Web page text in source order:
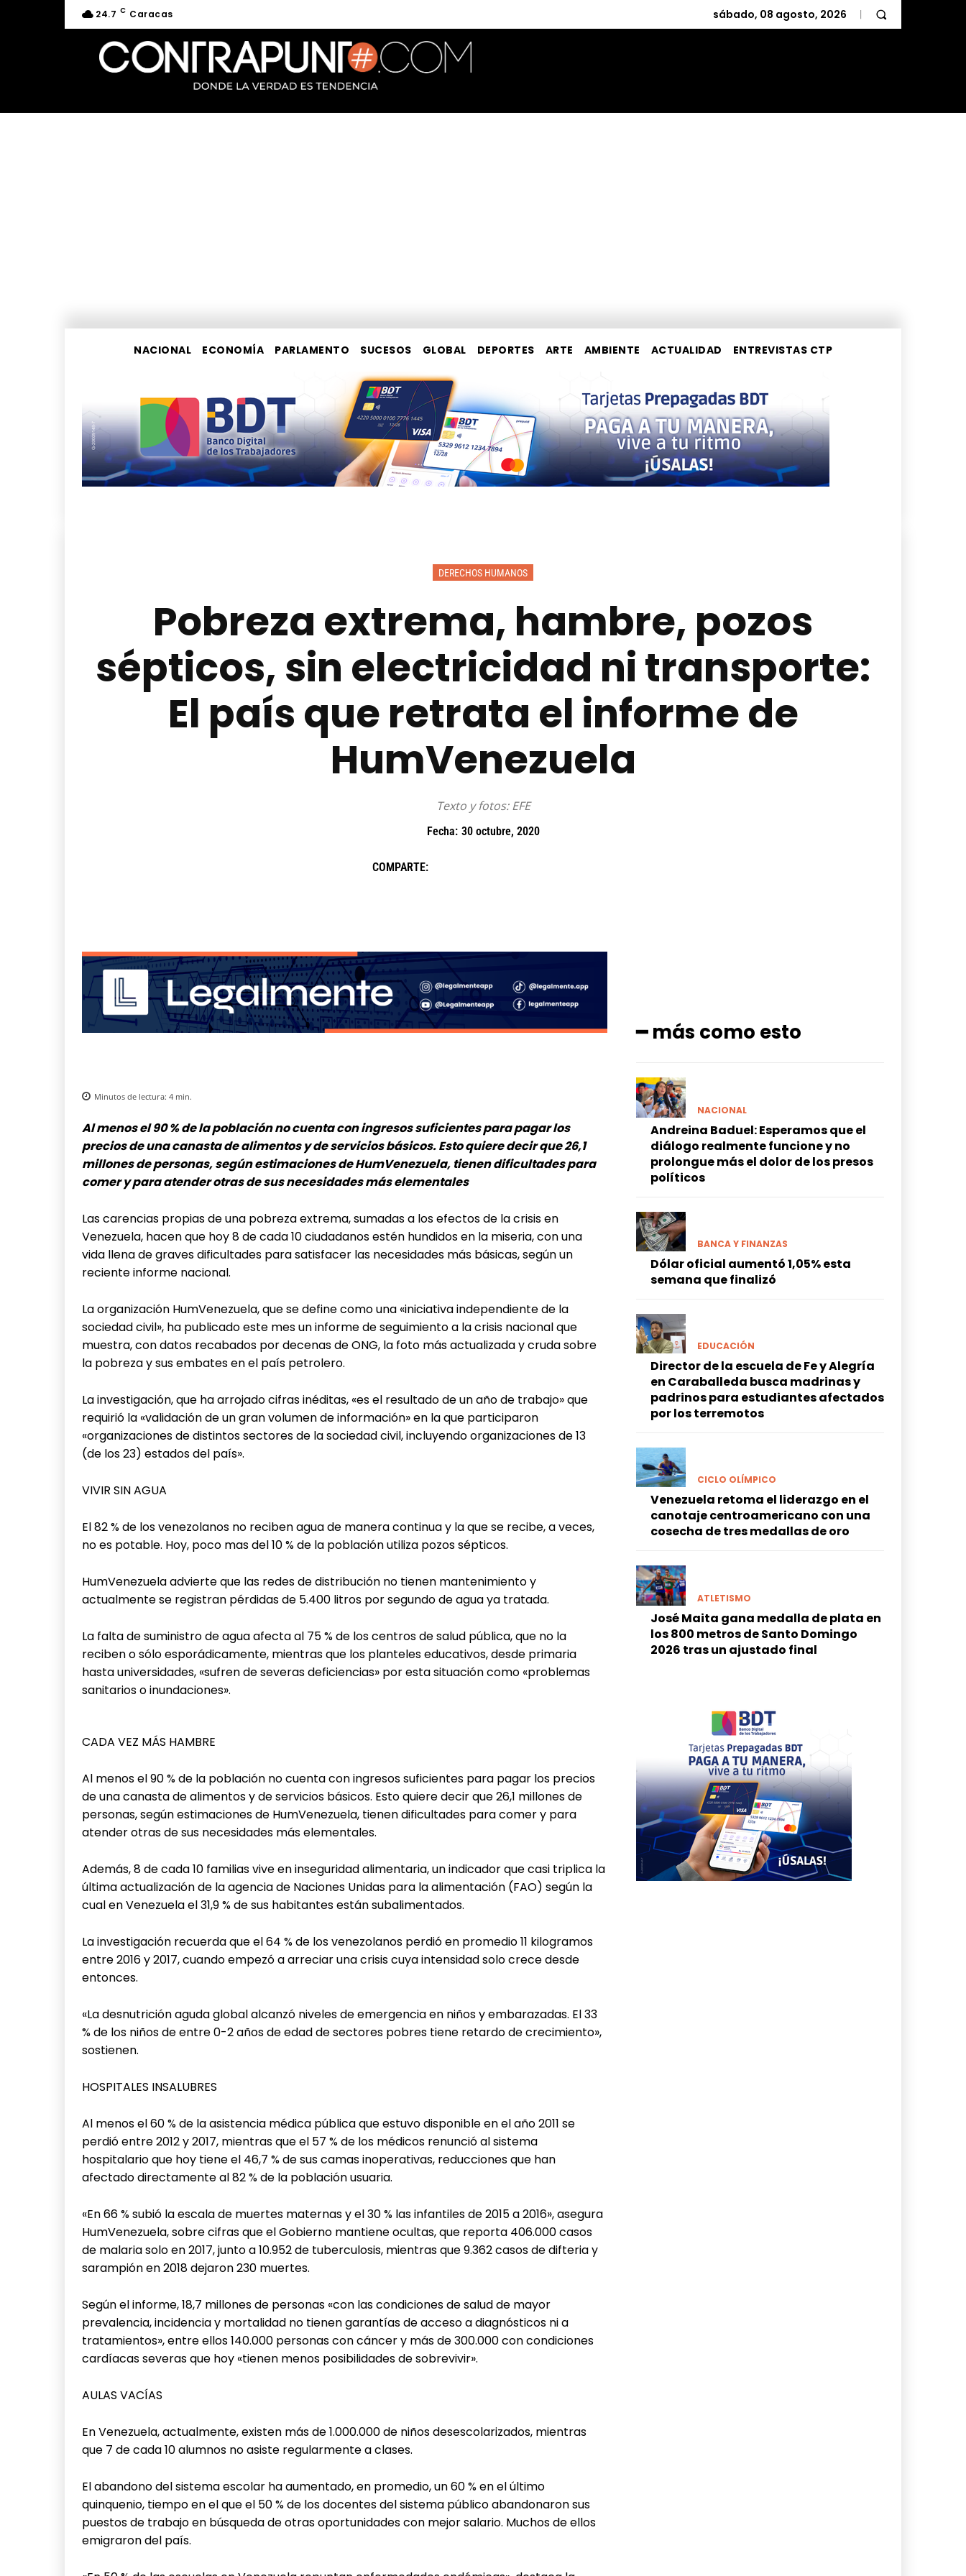
24.7 C Caracas sábado, 08 agosto, 2026
NACIONAL ECONOMÍA PARLAMENTO SUCESOS GLOBAL DEPORTES ARTE AMBIENTE ACTUALIDAD ENTREVISTAS CTP
DERECHOS HUMANOS
Pobreza extrema, hambre, pozos
sépticos, sin electricidad ni transporte:
El país que retrata el informe de
HumVenezuela
Texto y fotos: EFE
Fecha: 30 octubre, 2020
COMPARTE:
Minutos de lectura: 4 min.
Al menos el 90 % de la población no cuenta con ingresos suficientes para pagar los
precios de una canasta de alimentos y de servicios básicos. Esto quiere decir que 26,1
millones de personas, según estimaciones de HumVenezuela, tienen dificultades para
comer y para atender otras de sus necesidades más elementales
Las carencias propias de una pobreza extrema, sumadas a los efectos de la crisis en
Venezuela, hacen que hoy 8 de cada 10 ciudadanos estén hundidos en la miseria, con una
vida llena de graves dificultades para satisfacer las necesidades más básicas, según un
reciente informe nacional.
La organización HumVenezuela, que se define como una «iniciativa independiente de la
sociedad civil», ha publicado este mes un informe de seguimiento a la crisis nacional que
muestra, con datos recabados por decenas de ONG, la foto más actualizada y cruda sobre
la pobreza y sus embates en el país petrolero.
La investigación, que ha arrojado cifras inéditas, «es el resultado de un año de trabajo» que
requirió la «validación de un gran volumen de información» en la que participaron
«organizaciones de distintos sectores de la sociedad civil, incluyendo organizaciones de 13
(de los 23) estados del país».
VIVIR SIN AGUA
El 82 % de los venezolanos no reciben agua de manera continua y la que se recibe, a veces,
no es potable. Hoy, poco mas del 10 % de la población utiliza pozos sépticos.
HumVenezuela advierte que las redes de distribución no tienen mantenimiento y
actualmente se registran pérdidas de 5.400 litros por segundo de agua ya tratada.
La falta de suministro de agua afecta al 75 % de los centros de salud pública, que no la
reciben o sólo esporádicamente, mientras que los planteles educativos, desde primaria
hasta universidades, «sufren de severas deficiencias» por esta situación como «problemas
sanitarios o inundaciones».
CADA VEZ MÁS HAMBRE
Al menos el 90 % de la población no cuenta con ingresos suficientes para pagar los precios
de una canasta de alimentos y de servicios básicos. Esto quiere decir que 26,1 millones de
personas, según estimaciones de HumVenezuela, tienen dificultades para comer y para
atender otras de sus necesidades más elementales.
Además, 8 de cada 10 familias vive en inseguridad alimentaria, un indicador que casi triplica la
última actualización de la agencia de Naciones Unidas para la alimentación (FAO) según la
cual en Venezuela el 31,9 % de sus habitantes están subalimentados.
La investigación recuerda que el 64 % de los venezolanos perdió en promedio 11 kilogramos
entre 2016 y 2017, cuando empezó a arreciar una crisis cuya intensidad solo crece desde
entonces.
«La desnutrición aguda global alcanzó niveles de emergencia en niños y embarazadas. El 33
% de los niños de entre 0-2 años de edad de sectores pobres tiene retardo de crecimiento»,
sostienen.
HOSPITALES INSALUBRES
Al menos el 60 % de la asistencia médica pública que estuvo disponible en el año 2011 se
perdió entre 2012 y 2017, mientras que el 57 % de los médicos renunció al sistema
hospitalario que hoy tiene el 46,7 % de sus camas inoperativas, reducciones que han
afectado directamente al 82 % de la población usuaria.
«En 66 % subió la escala de muertes maternas y el 30 % las infantiles de 2015 a 2016», asegura
HumVenezuela, sobre cifras que el Gobierno mantiene ocultas, que reporta 406.000 casos
de malaria solo en 2017, junto a 10.952 de tuberculosis, mientras que 9.362 casos de difteria y
sarampión en 2018 dejaron 230 muertes.
Según el informe, 18,7 millones de personas «con las condiciones de salud de mayor
prevalencia, incidencia y mortalidad no tienen garantías de acceso a diagnósticos ni a
tratamientos», entre ellos 140.000 personas con cáncer y más de 300.000 con condiciones
cardíacas severas que hoy «tienen menos posibilidades de sobrevivir».
AULAS VACÍAS
En Venezuela, actualmente, existen más de 1.000.000 de niños desescolarizados, mientras
que 7 de cada 10 alumnos no asiste regularmente a clases.
El abandono del sistema escolar ha aumentado, en promedio, un 60 % en el último
quinquenio, tiempo en el que el 50 % de los docentes del sistema público abandonaron sus
puestos de trabajo en búsqueda de otras oportunidades con mejor salario. Muchos de ellos
emigraron del país.
━ más como esto
NACIONAL
Andreina Baduel: Esperamos que el
diálogo realmente funcione y no
prolongue más el dolor de los presos
políticos
BANCA Y FINANZAS
Dólar oficial aumentó 1,05% esta
semana que finalizó
EDUCACIÓN
Director de la escuela de Fe y Alegría
en Caraballeda busca madrinas y
padrinos para estudiantes afectados
por los terremotos
CICLO OLÍMPICO
Venezuela retoma el liderazgo en el
canotaje centroamericano con una
cosecha de tres medallas de oro
ATLETISMO
José Maita gana medalla de plata en
los 800 metros de Santo Domingo
2026 tras un ajustado final